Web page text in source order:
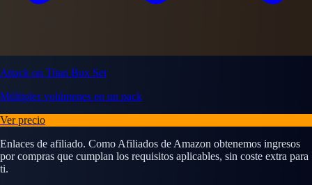
Attack on Titan Box Set
Múltiples volúmenes en un pack
Ver precio
Enlaces de afiliado. Como Afiliados de Amazon obtenemos ingresos
por compras que cumplan los requisitos aplicables, sin coste extra para
ti.